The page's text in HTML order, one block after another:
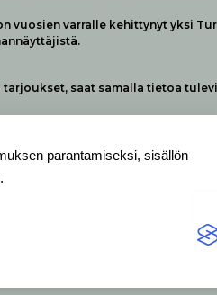
parantamiseksi, sisällön
vuosien varralle kehittynyt yksi
saat samalla tietoa